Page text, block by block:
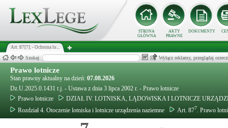
STRONA
GŁÓWNA
AKTY
PRAWNE
DOKUMENTY
Art. 87[7]. - Ochrona lo...
Szukaj: Wyłącz reklamy, przeglądaj
Prawo lotnicze
Stan prawny aktualny na dzień: 07.08.2026
Dz.U.2025.0.1431 t.j. - Ustawa z dnia 3 lipca 2002 r. - Prawo lotnicze
Prawo lotnicze
DZIAŁ IV. LOTNISKA, LĄDOWISKA I LOTNICZE
Rozdział 4. Otoczenie lotniska i lotnicze urządzenia naziemne
Art. 877. Prawo